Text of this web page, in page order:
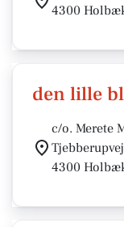
4300
den lille
c/o. Merete
4300